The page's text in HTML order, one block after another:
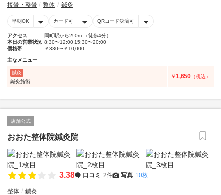
接骨・整骨 整体 鍼灸
早朝OK カード可 QRコード決済可
アクセス
岡町駅から290m （徒歩4分）
本日の営業状況 8:30〜12:00 15:30〜20:00
価格帯
￥330〜￥10,000
主なメニュー
鍼灸
鍼灸施術
￥1,650 （税込）
店舗公式
おおた整体院鍼灸院
3.38 口コミ 2件 写真 10枚
整体 鍼灸